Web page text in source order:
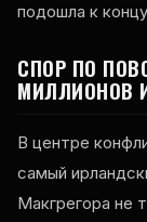
подошла к
СПОР ПО
МИЛЛИОНОВ
В центре
самый
Макгрегора не